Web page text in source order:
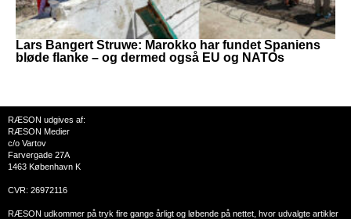
Lars Bangert Struwe: Marokko har fundet Spaniens
bløde flanke – og dermed også EU og NATOs
RÆSON udgives af:
RÆSON Medier
c/o Vartov
Farvergade 27A
1463 København K
CVR: 26972116
RÆSON udkommer på tryk fire gange årligt og løbende på nettet, hvor udvalgte artikler